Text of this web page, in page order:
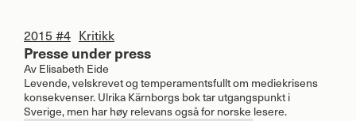
2015 #4 Kritikk
Presse under press
AvElisabeth Eide
Levende, velskrevet og temperamentsfullt om mediekrisens
konsekvenser. Ulrika Kärnborgs bok tar utgangspunkt i
Sverige, men har høy relevans også for norske lesere.